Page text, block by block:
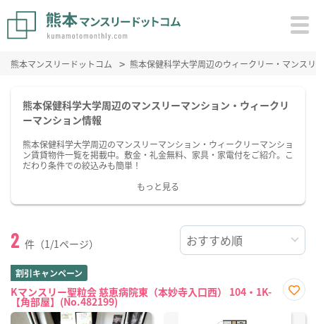
熊本マンスリードットコム 熊本保健科学大学周辺のウィークリー・マンス
熊本保健科学大学周辺のマンスリーマンション・ウィークリ
ーマンション情報
熊本保健科学大学周辺のマンスリーマンション・ウィークリーマンショ
ン賃貸物件一覧を掲載中。敷金・礼金無料、家具・家電付をご紹介。こ
だわり条件での絞込みも簡単！
もっと見る
2 件（1/1ページ）
割引キャンペーン
Kマンスリー聖粒会 慈恵病院東（本妙寺入口西） 104・1K-
【角部屋】(No.482199)
に入